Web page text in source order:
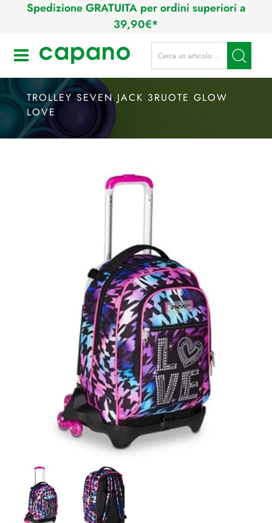
Spedizione GRATUITA per ordini superiori a
39,90€*
Open La modifica di un filtro
TROLLEY SEVEN JACK 3RUOTE GLOW
LOVE